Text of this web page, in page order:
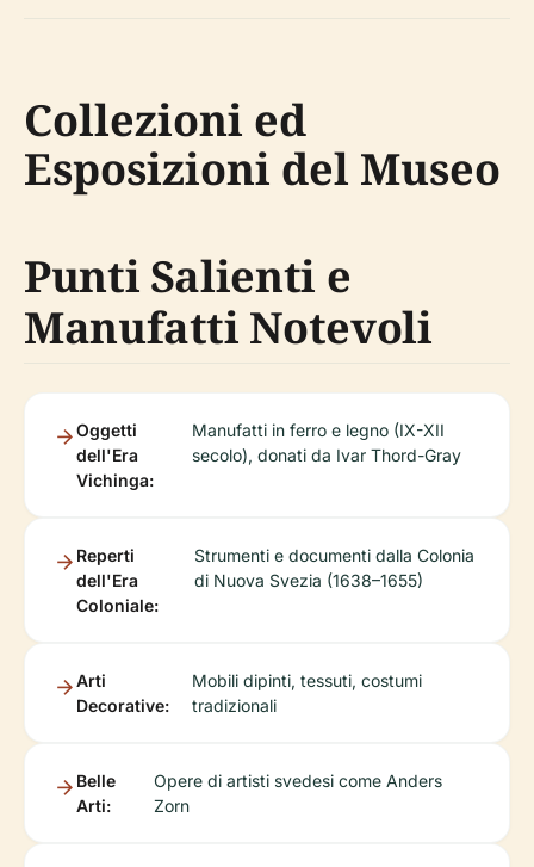
Collezioni ed
Esposizioni del Museo
Punti Salienti e
Manufatti Notevoli
Oggetti
dell'Era
Vichinga:
Manufatti in ferro e legno (IX-XII
secolo), donati da Ivar Thord-Gray
Reperti
dell'Era
Coloniale:
Strumenti e documenti dalla Colonia
di Nuova Svezia (1638–1655)
Arti
Decorative:
Mobili dipinti, tessuti, costumi
tradizionali
Belle
Arti:
Opere di artisti svedesi come Anders
Zorn